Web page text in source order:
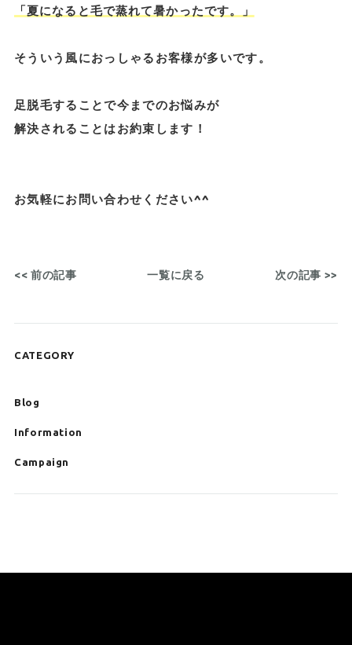
「夏になると毛で蒸れて暑かったです。」
そういう風におっしゃるお客様が多いです。
足脱毛することで今までのお悩みが
解決されることはお約束します！
お気軽にお問い合わせください^^
<< 前の記事 一覧に戻る 次の記事 >>
CATEGORY
Blog
Information
Campaign